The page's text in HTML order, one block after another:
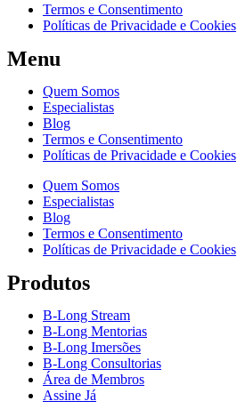
Termos e Consentimento
Políticas de Privacidade e Cookies
Menu
Quem Somos
Especialistas
Blog
Termos e Consentimento
Políticas de Privacidade e Cookies
Quem Somos
Especialistas
Blog
Termos e Consentimento
Políticas de Privacidade e Cookies
Produtos
B-Long Stream
B-Long Mentorias
B-Long Imersões
B-Long Consultorias
Área de Membros
Assine Já